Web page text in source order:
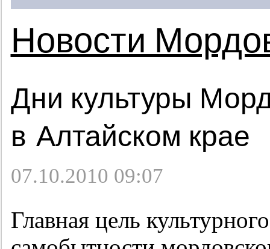
Новости
Дни культуры
в Алтайском крае
07.10.2010 09:07
Главная цель